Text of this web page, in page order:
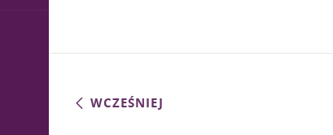
WCZEŚNIEJ